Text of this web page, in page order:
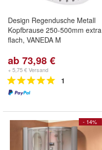
Design Regendusche Metall
Kopfbrause 250-500mm extra
flach, VANEDA M
ab 73,98 €
+ 5,75 € Versand
1
- 14%